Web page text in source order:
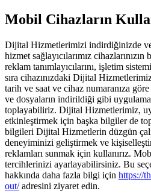
Mobil Cihazların
Dijital Hizmetlerimizi indirdiğinizde ve
hizmet sağlayıcılarımız cihazlarınızın
reklam tanımlayıcılarını, işletim
sıra cihazınızdaki Dijital
tarih ve saat ve cihaz numaranıza
ve dosyaların indirildiği gibi
toplayabiliriz. Dijital Hizmetlerimiz,
etkinleştirmek için başka bilgiler de
bilgileri Dijital Hizmetlerin düzgün
deneyiminizi geliştirmek ve
reklamları sunmak için kullanırız.
tercihlerinizi ayarlayabilirsiniz. Bu
hakkında daha fazla bilgi için https://
out/adresini ziyaret edin.